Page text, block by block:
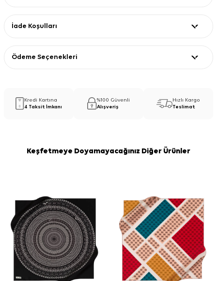
İade Koşulları
Ödeme Seçenekleri
Kredi Kartına
4 Taksit İmkanı
%100 Güvenli
Alışveriş
Hızlı Kargo
Teslimat
Keşfetmeye Doyamayacağınız Diğer Ürünler